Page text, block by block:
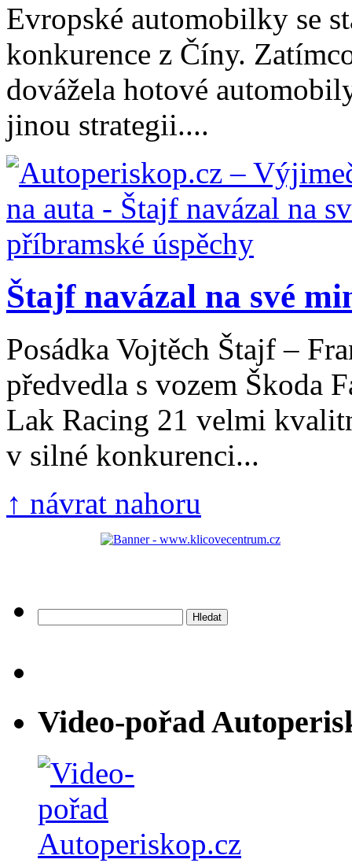
Evropské automobilky se
konkurence z Číny.
dovážela hotové
jinou strategii....
Štajf navázal na své
Posádka Vojtěch Štajf –
předvedla s vozem Škoda
Lak Racing 21 velmi
v silné konkurenci...
↑ návrat nahoru
Video-pořad